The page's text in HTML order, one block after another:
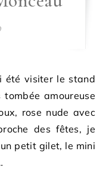
été visiter le stand
amoureuse
rose nude avec
des fêtes, je
petit gilet, le mini